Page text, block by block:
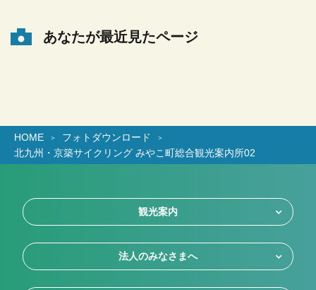
あなたが最近見たページ
HOME
フォトダウンロード
北九州・京築サイクリング みやこ町総合観光案内所02
観光案内
法人のみなさまへ